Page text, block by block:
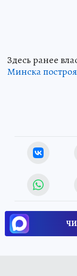
Здесь ранее
Минска